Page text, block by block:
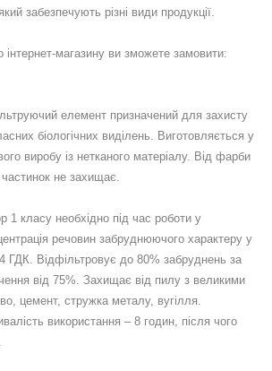
забезпечують різні види продукції.
інтернет-магазину ви зможете замовити:
елемент призначений для захисту
біологічних виділень. Виготовляється у
виробу із нетканого матеріалу. Від фарби
не захищає.
1 класу необхідно під час роботи у
речовин забруднюючого характеру у
ГДК. Відфільтровує до 80% забруднень за
від 75%. Захищає від пилу з великими
цемент, стружка металу, вугілля.
використання – 8 годин, після чого